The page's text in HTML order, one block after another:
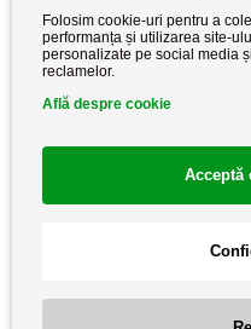
Stiri si noutati
Politica de cookie
Folosim cookie-uri pentru a
performanța și utilizarea site-
personalizate pe social media
reclamelor.
Află despre cookie
Acceptă